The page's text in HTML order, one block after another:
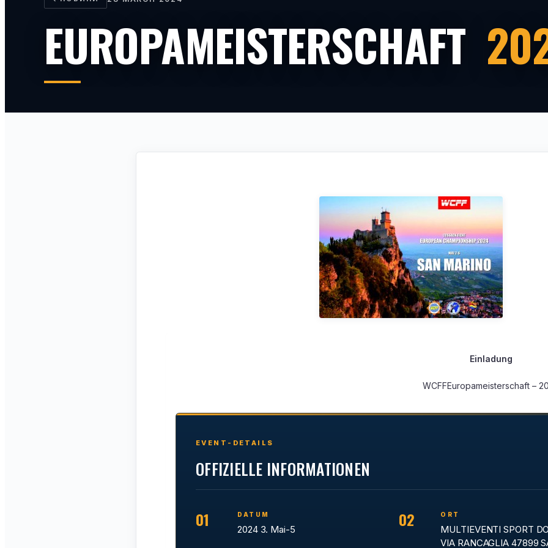
EUROPAMEISTERSCHAFT
Einladung
WCFFEuropameisterschaft –
EVENT-DETAILS
OFFIZIELLE INFORMATIONEN
01 DATUM
2024 3. Mai-5 02 ORT
MULTIEVENTI SPORT
VIA RANCAGLIA 47899